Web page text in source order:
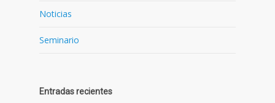
Noticias
Seminario
Entradas recientes